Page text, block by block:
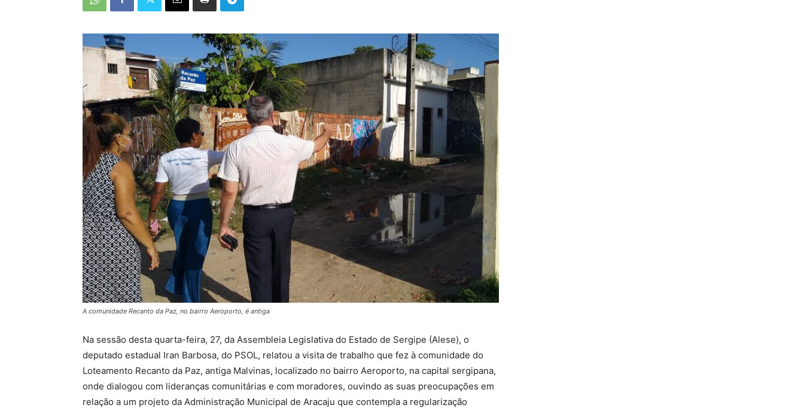
A comunidade Recanto da Paz, no bairro Aeroporto, é antiga
Na sessão desta quarta-feira, 27, da Assembleia Legislativa do Estado de Sergipe (Alese), o
deputado estadual Iran Barbosa, do PSOL, relatou a visita de trabalho que fez à comunidade do
Loteamento Recanto da Paz, antiga Malvinas, localizado no bairro Aeroporto, na capital sergipana,
onde dialogou com lideranças comunitárias e com moradores, ouvindo as suas preocupações em
relação a um projeto da Administração Municipal de Aracaju que contempla a regularização